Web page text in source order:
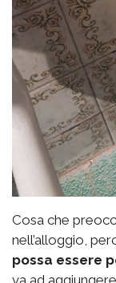
Cosa che
nell’alloggio,
possa essere